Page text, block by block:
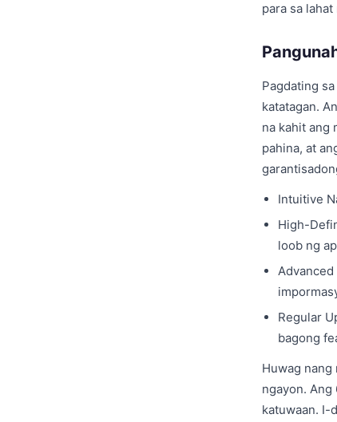
para sa
Pagdating
katatagan.
na kahit ang
pahina, at
Intuitive
High-
loob ng
Regular
bagong
Huwag
ngayon. Ang
katuwaan. I-